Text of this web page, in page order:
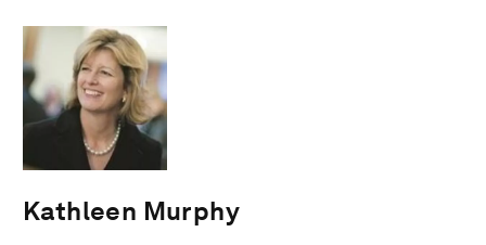
Kathleen Murphy